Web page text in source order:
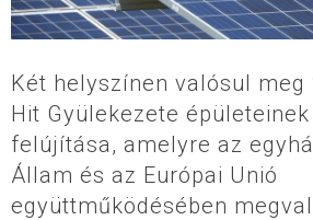
Két helyszínen valósul meg
Hit Gyülekezete
felújítása, amelyre az
Állam és az Európai Unió
együttműködésében